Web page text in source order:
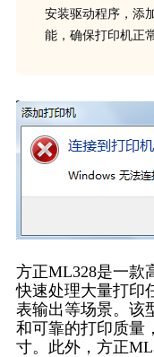
安装驱动程序，添
能，确保打印机正
方正ML328是一款
快速处理大量打印
表输出等场景。该
和可靠的打印质量
寸。此外，方正